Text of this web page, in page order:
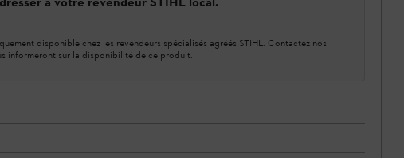
disponible chez les revendeurs spécialisés agréés STIHL. Contactez nos
informeront sur la disponibilité de ce produit.